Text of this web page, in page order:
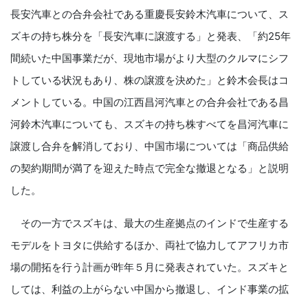
長安汽車との合弁会社である重慶長安鈴木汽車について、ス
ズキの持ち株分を「長安汽車に譲渡する」と発表、「約25年
間続いた中国事業だが、現地市場がより大型のクルマにシフ
トしている状況もあり、株の譲渡を決めた」と鈴木会長はコ
メントしている。中国の江西昌河汽車との合弁会社である昌
河鈴木汽車についても、スズキの持ち株すべてを昌河汽車に
譲渡し合弁を解消しており、中国市場については「商品供給
の契約期間が満了を迎えた時点で完全な撤退となる」と説明
した。
その一方でスズキは、最大の生産拠点のインドで生産する
モデルをトヨタに供給するほか、両社で協力してアフリカ市
場の開拓を行う計画が昨年５月に発表されていた。スズキと
しては、利益の上がらない中国から撤退し、インド事業の拡